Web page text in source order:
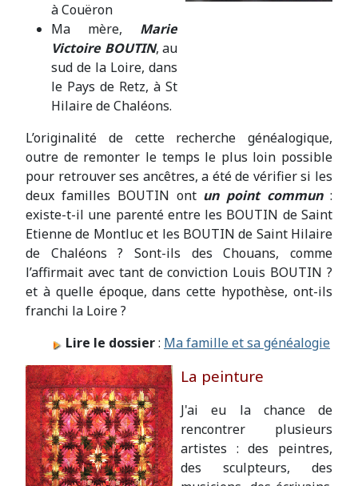
à Couëron
Ma mère, Marie
Victoire BOUTIN, au
sud de la Loire, dans
le Pays de Retz, à St
Hilaire de Chaléons.
L’originalité de cette recherche généalogique,
outre de remonter le temps le plus loin possible
pour retrouver ses ancêtres, a été de vérifier si les
deux familles BOUTIN ont un point commun:
existe-t-il une parenté entre les BOUTIN de Saint
Etienne de Montluc et les BOUTIN de Saint Hilaire
de Chaléons ? Sont-ils des Chouans, comme
l’affirmait avec tant de conviction Louis BOUTIN ?
et à quelle époque, dans cette hypothèse, ont-ils
franchi la Loire ?
Lire le dossier: Ma famille et sa généalogie
La peinture
J'ai eu la chance de
rencontrer plusieurs
artistes : des peintres,
des sculpteurs, des